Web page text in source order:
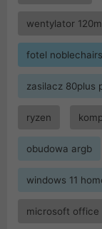
wentylator
fotel noblechairs
zasilacz 80plus
ryzen
obudowa argb
windows 11
microsoft office